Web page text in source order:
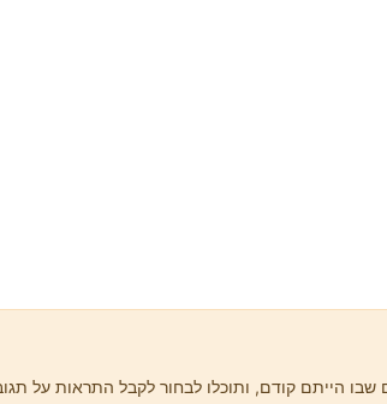
הייתם קודם, ותוכלו לבחור לקבל התראות על